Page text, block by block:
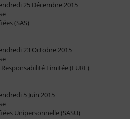
25 Décembre 2015
(SAS)
23 Octobre 2015
Limitée (EURL)
5 Juin 2015
Unipersonnelle (SASU)